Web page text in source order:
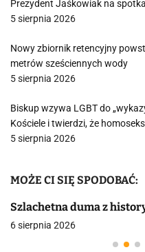
Prezydent Jaśkowiak na
5 sierpnia 2026
Nowy zbiornik retencyjny
metrów sześciennych wody
5 sierpnia 2026
Biskup wzywa LGBT do
Kościele i twierdzi, że
5 sierpnia 2026
MOŻE CI SIĘ SPODOBAĆ:
Szlachetna duma z
6 sierpnia 2026